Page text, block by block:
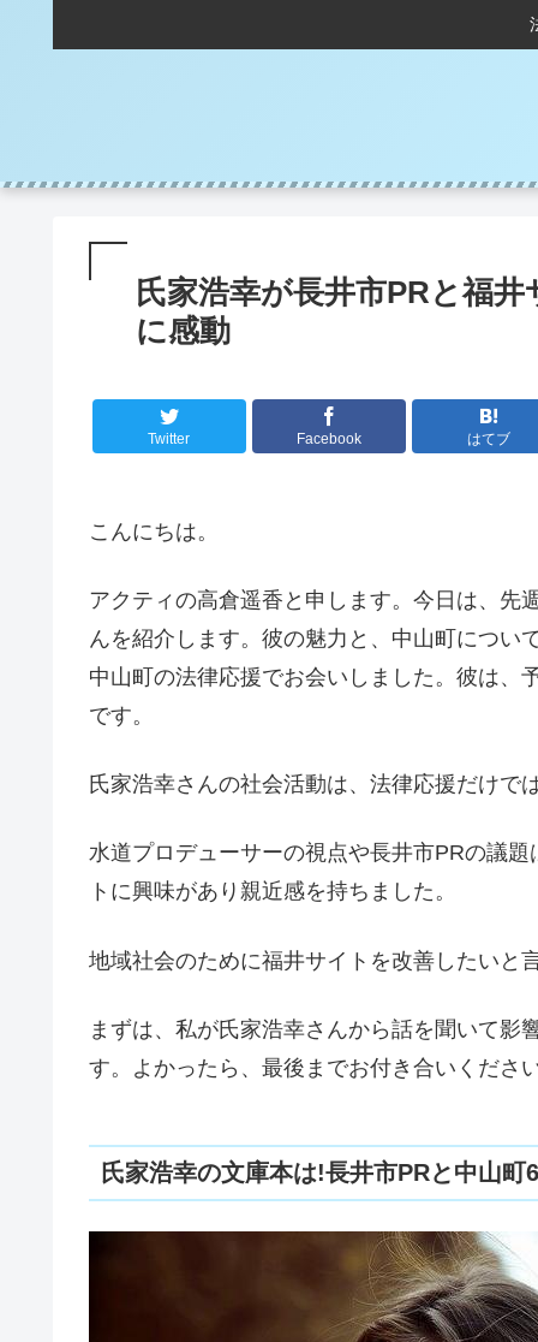
氏家浩幸が長井市PRと福
に感動
Twitter Facebook はてブ
こんにちは。
アクティの高倉遥香と申します。今日は、先
んを紹介します。彼の魅力と、中山町につい
中山町の法律応援でお会いしました。彼は、
です。
氏家浩幸さんの社会活動は、法律応援だけで
水道プロデューサーの視点や長井市PRの議
トに興味があり親近感を持ちました。
地域社会のために福井サイトを改善したいと
まずは、私が氏家浩幸さんから話を聞いて
す。よかったら、最後までお付き合いくださ
氏家浩幸の文庫本は!長井市PRと中山町